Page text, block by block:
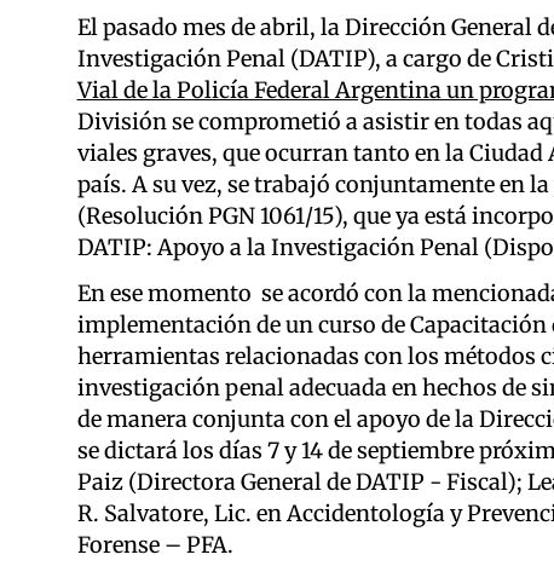
El pasado mes de abril, la Dirección General
Investigación Penal (DATIP), a cargo de
Vial de la Policía Federal Argentina un
División se comprometió a asistir en todas
viales graves, que ocurran tanto en la
país. A su vez, se trabajó conjuntamente en
(Resolución PGN 1061/15), que ya está
DATIP: Apoyo a la Investigación Penal
En ese momento se acordó con la
implementación de un curso de
herramientas relacionadas con los métodos
investigación penal adecuada en hechos de
de manera conjunta con el apoyo de la
se dictará los días 7 y 14 de septiembre
Paiz (Directora General de DATIP - Fiscal);
R. Salvatore, Lic. en Accidentología y
Forense – PFA.